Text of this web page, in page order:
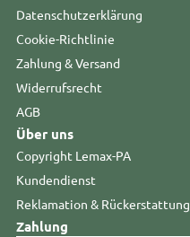
Datenschutzerklärung
Cookie-Richtlinie
Zahlung & Versand
Widerrufsrecht
AGB
Über uns
Copyright Lemax-PA
Kundendienst
Reklamation & Rückerstattung
Zahlung